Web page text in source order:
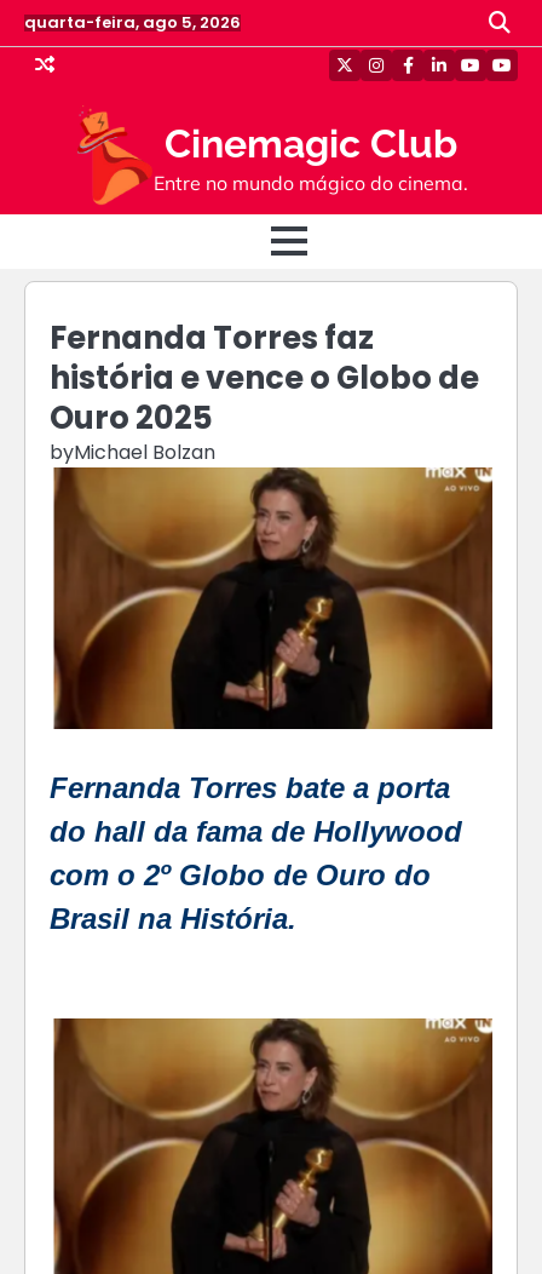
Skip
to
content
quarta-feira, ago 5, 2026
Cinemagic Club
Entre no mundo mágico do cinema.
TwitterInstagram
Facebook
Linkedin
Youtube
Fernanda Torres faz
história e vence o Globo de
Ouro 2025
byMichael Bolzan
Fernanda Torres bate a porta
do hall da fama de Hollywood
com o 2º Globo de Ouro do
Brasil na História.